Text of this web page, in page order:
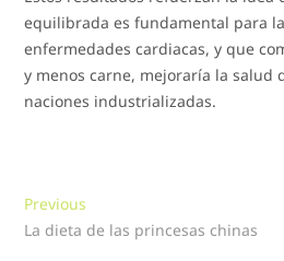
equilibrada es fundamental para
enfermedades cardiacas, y que
y menos carne, mejoraría la salud
naciones industrializadas.
Navegación
de
Previous
post:
La dieta de las princesas chinas